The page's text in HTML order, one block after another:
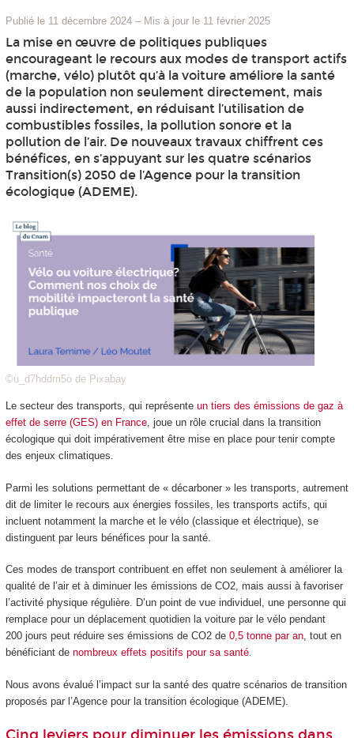
Publié le 11 décembre 2024 – Mis à jour le 11 février 2025
La mise en œuvre de politiques publiques
encourageant le recours aux modes de transport actifs
(marche, vélo) plutôt qu’à la voiture améliore la santé
de la population non seulement directement, mais
aussi indirectement, en réduisant l’utilisation de
combustibles fossiles, la pollution sonore et la
pollution de l’air. De nouveaux travaux chiffrent ces
bénéfices, en s’appuyant sur les quatre scénarios
Transition(s) 2050 de l’Agence pour la transition
écologique (ADEME).
©u_d7hddm5o de Pixabay
Le secteur des transports, qui représente un tiers des émissions de gaz à
effet de serre (GES) en France, joue un rôle crucial dans la transition
écologique qui doit impérativement être mise en place pour tenir compte
des enjeux climatiques.
Parmi les solutions permettant de « décarboner » les transports, autrement
dit de limiter le recours aux énergies fossiles, les transports actifs, qui
incluent notamment la marche et le vélo (classique et électrique), se
distinguent par leurs bénéfices pour la santé.
Ces modes de transport contribuent en effet non seulement à améliorer la
qualité de l’air et à diminuer les émissions de CO2, mais aussi à favoriser
l’activité physique régulière. D’un point de vue individuel, une personne qui
remplace pour un déplacement quotidien la voiture par le vélo pendant
200 jours peut réduire ses émissions de CO2 de 0,5 tonne par an, tout en
bénéficiant de nombreux effets positifs pour sa santé.
Nous avons évalué l’impact sur la santé des quatre scénarios de transition
proposés par l’Agence pour la transition écologique (ADEME).